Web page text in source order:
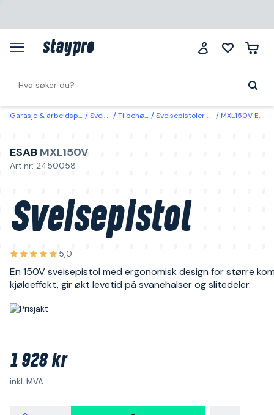
Garasje & arbeidsplass Sveising Tilbehør sveis Sveisepistoler & fugebrenner MXL150V ESAB Sveisepistol
ESAB MXL150V
Art.nr: 2450058
Sveisepistol
5,0
En 150V sveisepistol med ergonomisk design for større
kjøleeffekt, gir økt levetid på svanehalser og slitedeler.
1 928 kr
inkl. MVA